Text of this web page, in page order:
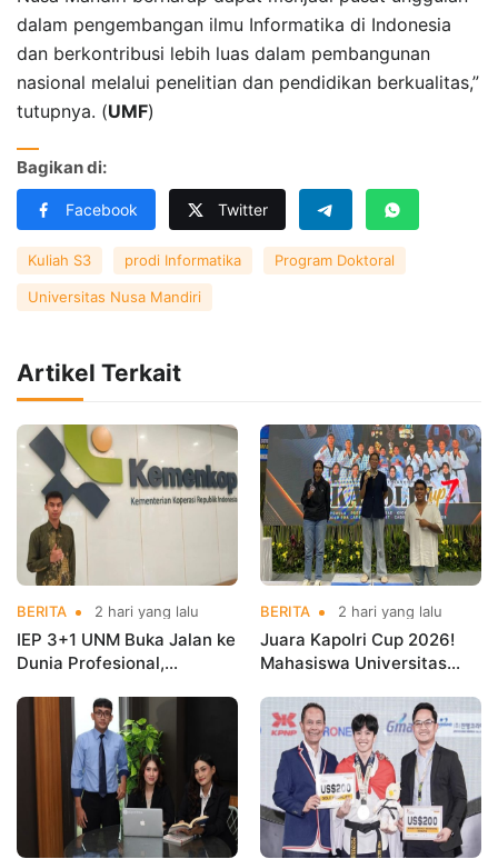
dalam pengembangan ilmu Informatika di Indonesia
dan berkontribusi lebih luas dalam pembangunan
nasional melalui penelitian dan pendidikan berkualitas,”
tutupnya. (UMF)
Bagikan di:
Facebook Twitter
Kuliah S3 prodi Informatika Program Doktoral
Universitas Nusa Mandiri
Artikel Terkait
BERITA 2 hari yang lalu
IEP 3+1 UNM Buka Jalan ke
Dunia Profesional,
Kementerian Koperasi
BERITA 2 hari yang lalu
Juara Kapolri Cup 2026!
Mahasiswa Universitas
Nama Kampus di Kejurnas
Taekwondo